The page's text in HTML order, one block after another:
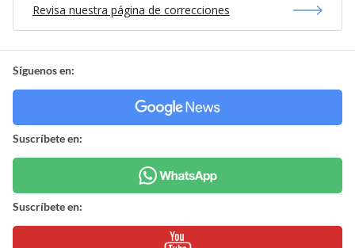
Revisa nuestra página de correcciones
Síguenos en:
Suscríbete en:
Suscríbete en: